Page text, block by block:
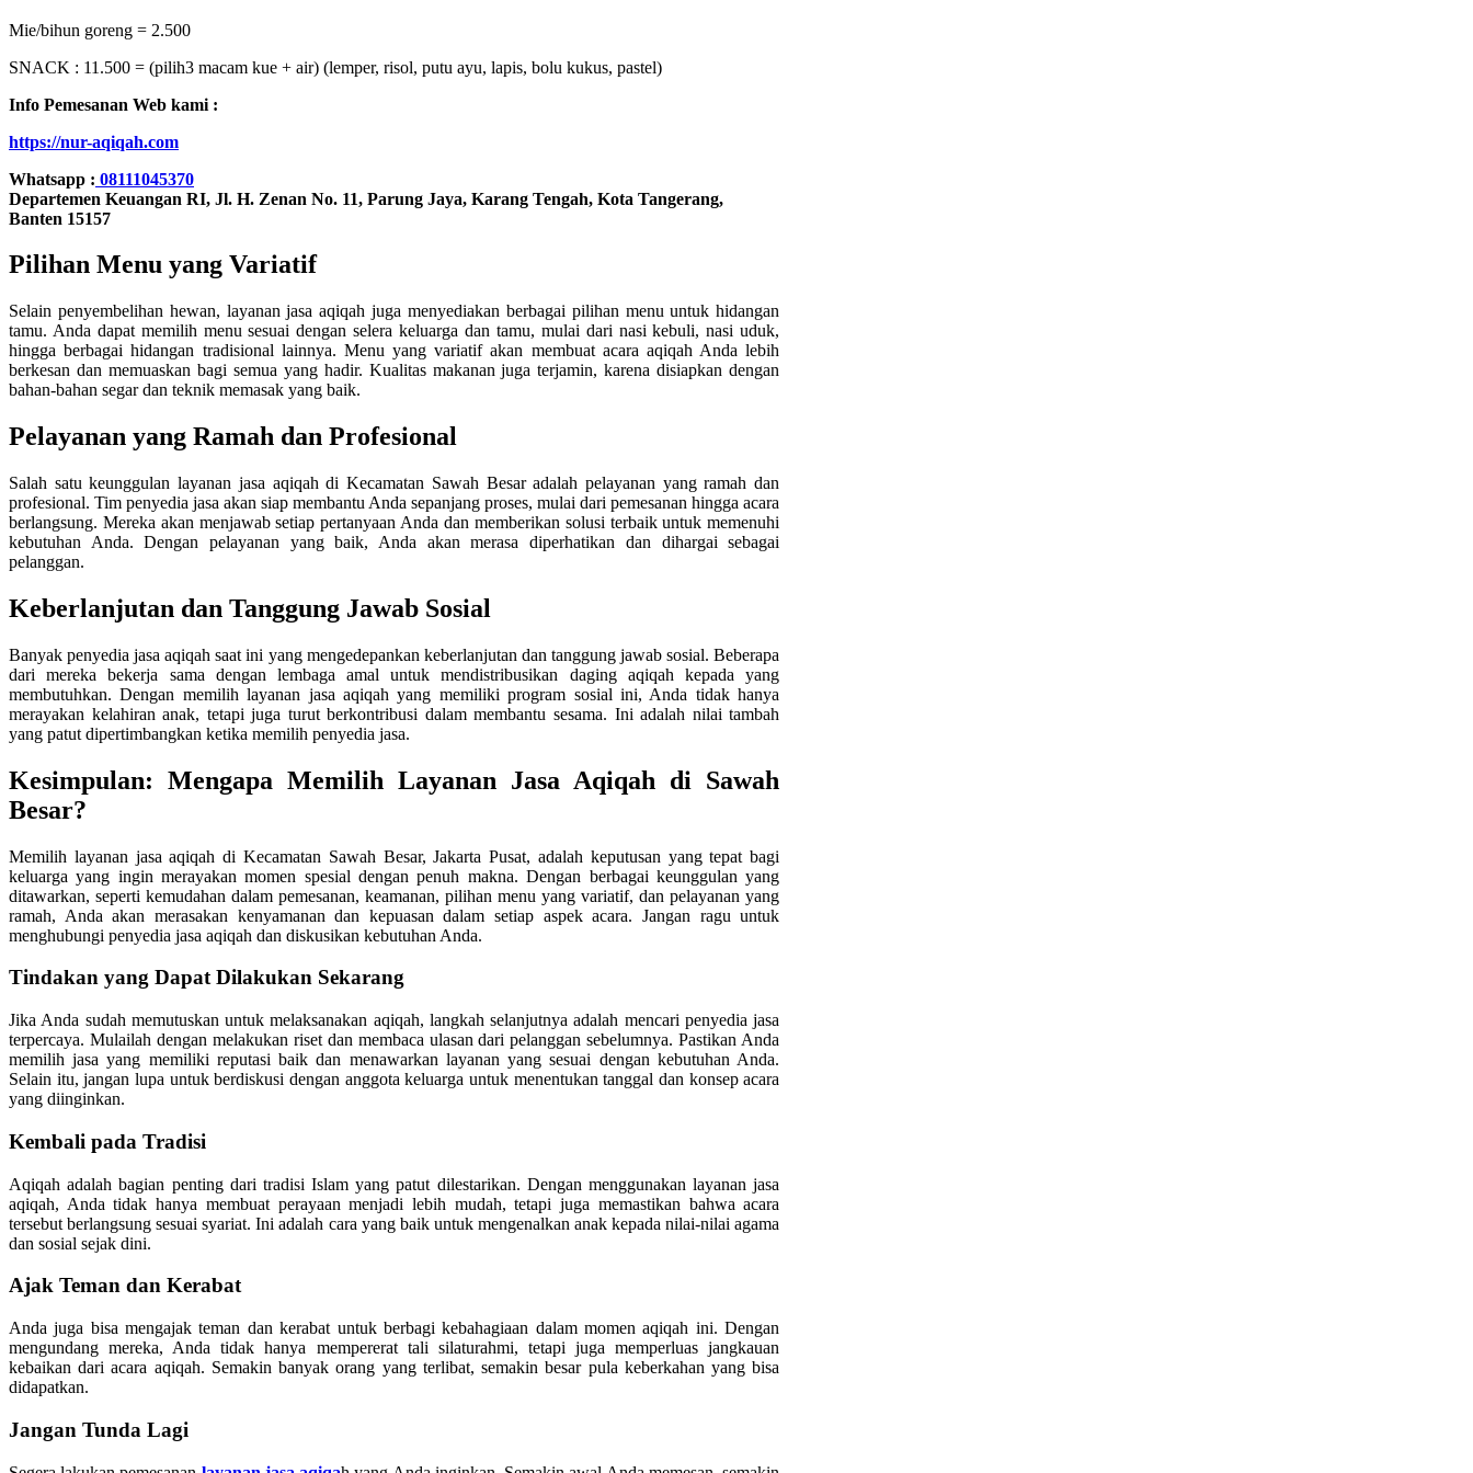
Mie/bihun goreng = 2.500
SNACK : 11.500 = (pilih3 macam kue + air) (lemper, risol, putu ayu, lapis, bolu kukus, pastel)
Info Pemesanan Web kami :
https://nur-aqiqah.com
Whatsapp : 08111045370
Departemen Keuangan RI, Jl. H. Zenan No. 11, Parung Jaya, Karang Tengah, Kota Tangerang,
Banten 15157
Pilihan Menu yang Variatif
Selain penyembelihan hewan, layanan jasa aqiqah juga menyediakan berbagai pilihan menu untuk hidangan
tamu. Anda dapat memilih menu sesuai dengan selera keluarga dan tamu, mulai dari nasi kebuli, nasi uduk,
hingga berbagai hidangan tradisional lainnya. Menu yang variatif akan membuat acara aqiqah Anda lebih
berkesan dan memuaskan bagi semua yang hadir. Kualitas makanan juga terjamin, karena disiapkan dengan
bahan-bahan segar dan teknik memasak yang baik.
Pelayanan yang Ramah dan Profesional
Salah satu keunggulan layanan jasa aqiqah di Kecamatan Sawah Besar adalah pelayanan yang ramah dan
profesional. Tim penyedia jasa akan siap membantu Anda sepanjang proses, mulai dari pemesanan hingga acara
berlangsung. Mereka akan menjawab setiap pertanyaan Anda dan memberikan solusi terbaik untuk memenuhi
kebutuhan Anda. Dengan pelayanan yang baik, Anda akan merasa diperhatikan dan dihargai sebagai
pelanggan.
Keberlanjutan dan Tanggung Jawab Sosial
Banyak penyedia jasa aqiqah saat ini yang mengedepankan keberlanjutan dan tanggung jawab sosial. Beberapa
dari mereka bekerja sama dengan lembaga amal untuk mendistribusikan daging aqiqah kepada yang
membutuhkan. Dengan memilih layanan jasa aqiqah yang memiliki program sosial ini, Anda tidak hanya
merayakan kelahiran anak, tetapi juga turut berkontribusi dalam membantu sesama. Ini adalah nilai tambah
yang patut dipertimbangkan ketika memilih penyedia jasa.
Kesimpulan: Mengapa Memilih Layanan Jasa Aqiqah di Sawah
Besar?
Memilih layanan jasa aqiqah di Kecamatan Sawah Besar, Jakarta Pusat, adalah keputusan yang tepat bagi
keluarga yang ingin merayakan momen spesial dengan penuh makna. Dengan berbagai keunggulan yang
ditawarkan, seperti kemudahan dalam pemesanan, keamanan, pilihan menu yang variatif, dan pelayanan yang
ramah, Anda akan merasakan kenyamanan dan kepuasan dalam setiap aspek acara. Jangan ragu untuk
menghubungi penyedia jasa aqiqah dan diskusikan kebutuhan Anda.
Tindakan yang Dapat Dilakukan Sekarang
Jika Anda sudah memutuskan untuk melaksanakan aqiqah, langkah selanjutnya adalah mencari penyedia jasa
terpercaya. Mulailah dengan melakukan riset dan membaca ulasan dari pelanggan sebelumnya. Pastikan Anda
memilih jasa yang memiliki reputasi baik dan menawarkan layanan yang sesuai dengan kebutuhan Anda.
Selain itu, jangan lupa untuk berdiskusi dengan anggota keluarga untuk menentukan tanggal dan konsep acara
yang diinginkan.
Kembali pada Tradisi
Aqiqah adalah bagian penting dari tradisi Islam yang patut dilestarikan. Dengan menggunakan layanan jasa
aqiqah, Anda tidak hanya membuat perayaan menjadi lebih mudah, tetapi juga memastikan bahwa acara
tersebut berlangsung sesuai syariat. Ini adalah cara yang baik untuk mengenalkan anak kepada nilai-nilai agama
dan sosial sejak dini.
Ajak Teman dan Kerabat
Anda juga bisa mengajak teman dan kerabat untuk berbagi kebahagiaan dalam momen aqiqah ini. Dengan
mengundang mereka, Anda tidak hanya mempererat tali silaturahmi, tetapi juga memperluas jangkauan
kebaikan dari acara aqiqah. Semakin banyak orang yang terlibat, semakin besar pula keberkahan yang bisa
didapatkan.
Jangan Tunda Lagi